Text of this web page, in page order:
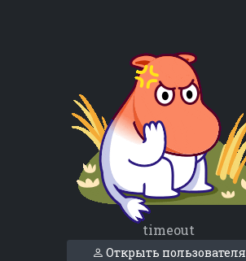
timeout
Открыть пользователя